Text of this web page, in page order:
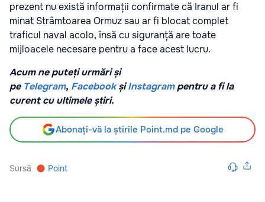
prezent nu există informații confirmate că Iranul ar fi
minat Strâmtoarea Ormuz sau ar fi blocat complet
traficul naval acolo, însă cu siguranță are toate
mijloacele necesare pentru a face acest lucru.
Acum ne puteți urmări și
pe Telegram, Facebook șiInstagrampentru a fi la
curent cu ultimele știri.
Abonați-vă la știrile Point.md pe Google
Sursă Point